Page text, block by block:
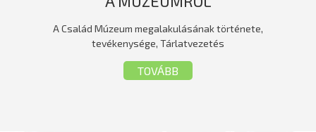
A Család Múzeum megalakulásának története,
tevékenysége, Tárlatvezetés
TOVÁBB